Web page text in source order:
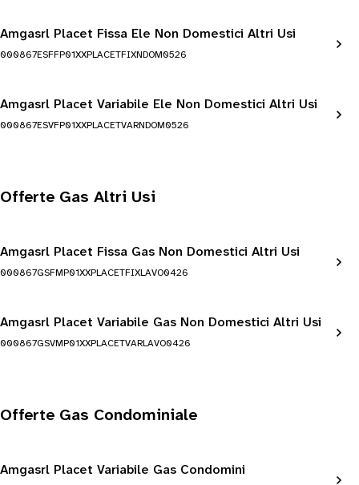
Amgasrl Placet Fissa Ele Non Domestici Altri Usi
000867ESFFP01XXPLACETFIXNDOM0526
Amgasrl Placet Variabile Ele Non Domestici Altri Usi
000867ESVFP01XXPLACETVARNDOM0526
Offerte Gas Altri Usi
Amgasrl Placet Fissa Gas Non Domestici Altri Usi
000867GSFMP01XXPLACETFIXLAVO0426
Amgasrl Placet Variabile Gas Non Domestici Altri Usi
000867GSVMP01XXPLACETVARLAVO0426
Offerte Gas Condominiale
Amgasrl Placet Variabile Gas Condomini